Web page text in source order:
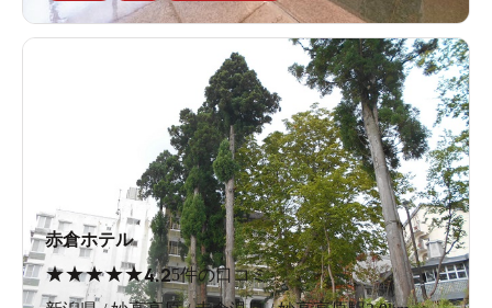
赤倉ホテル
★★★★★4.25件の口コミ